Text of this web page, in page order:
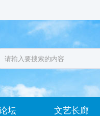
坛 文艺长廊